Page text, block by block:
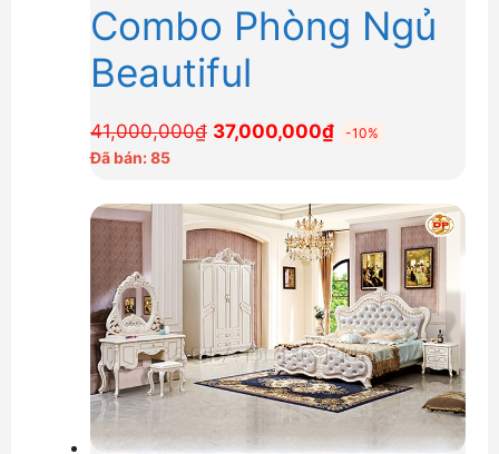
Combo Phòng Ngủ
Beautiful
41,000,000₫ Giá
41,000,000₫.
37,000,000₫Giá
là:
37,000,000₫.
-10%
Đã bán: 85